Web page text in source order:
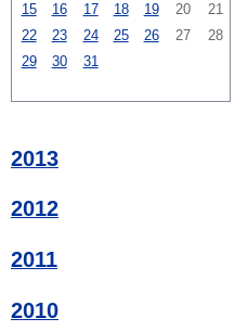
15
16 17 18 19 20
21
22
23 24 25 26 27
28
29
30 31
2013
2012
2011
2010